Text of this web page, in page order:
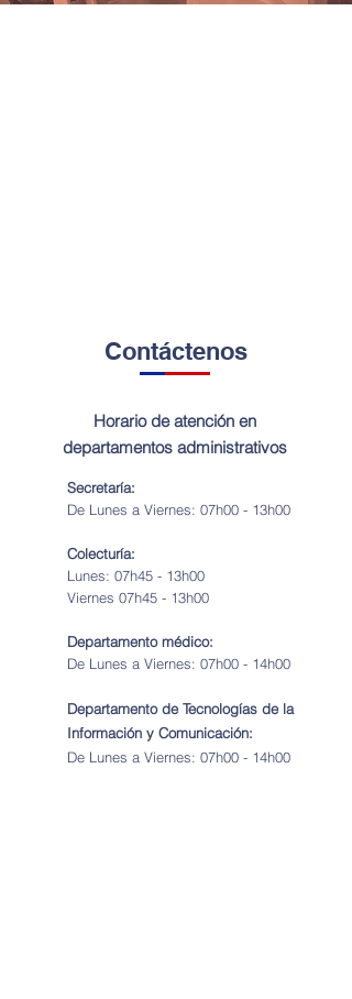
Contáctenos
Horario de atención en
departamentos administrativos
Secretaría:
De Lunes a Viernes: 07h00 - 13h00
Colecturía:
Lunes: 07h45 - 13h00
Viernes 07h45 - 13h00
Departamento médico:
De Lunes a Viernes: 07h00 - 14h00
Departamento de Tecnologías de la
Información y Comunicación:
De Lunes a Viernes: 07h00 - 14h00